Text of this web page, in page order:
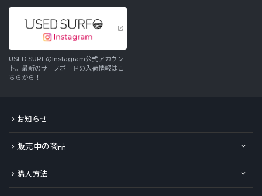
USED SURFのInstagram公式アカウン
ト。最新のサーフボードの入荷情報はこ
ちらから！
お知らせ
販売中の商品
購入方法